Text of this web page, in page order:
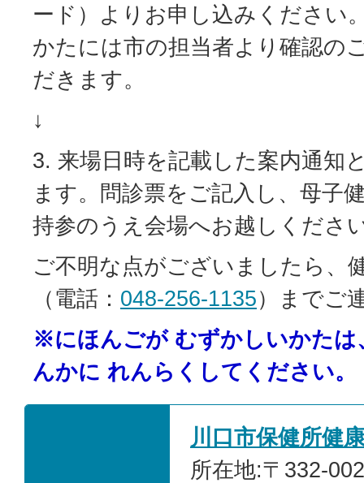
ード）よりお申し込みください
かたには市の担当者より確認の
だきます。
↓
3. 来場日時を記載した案内通知
ます。問診票をご記入し、母子
持参のうえ会場へお越しくださ
ご不明な点がございましたら、
（電話： 048-256-1135）までご
※にほんごが むずかしいかたは
んかに れんらくしてください。
川口市保健所健
所在地:〒332-